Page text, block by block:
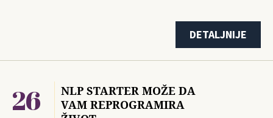
DETALJNIJE
26
NLP STARTER MOŽE DA
VAM REPROGRAMIRA